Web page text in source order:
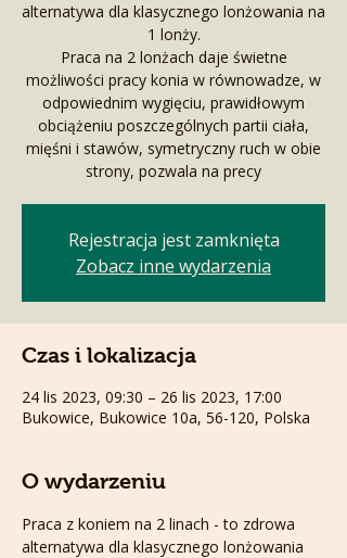
alternatywa dla klasycznego lonżowania na
1 lonży.
Praca na 2 lonżach daje świetne
możliwości pracy konia w równowadze, w
odpowiednim wygięciu, prawidłowym
obciążeniu poszczególnych partii ciała,
mięśni i stawów, symetryczny ruch w obie
strony, pozwala na precy
Rejestracja jest zamknięta
Zobacz inne wydarzenia
Czas i lokalizacja
24 lis 2023, 09:30 – 26 lis 2023, 17:00
Bukowice, Bukowice 10a, 56-120, Polska
O wydarzeniu
Praca z koniem na 2 linach - to zdrowa
alternatywa dla klasycznego lonżowania